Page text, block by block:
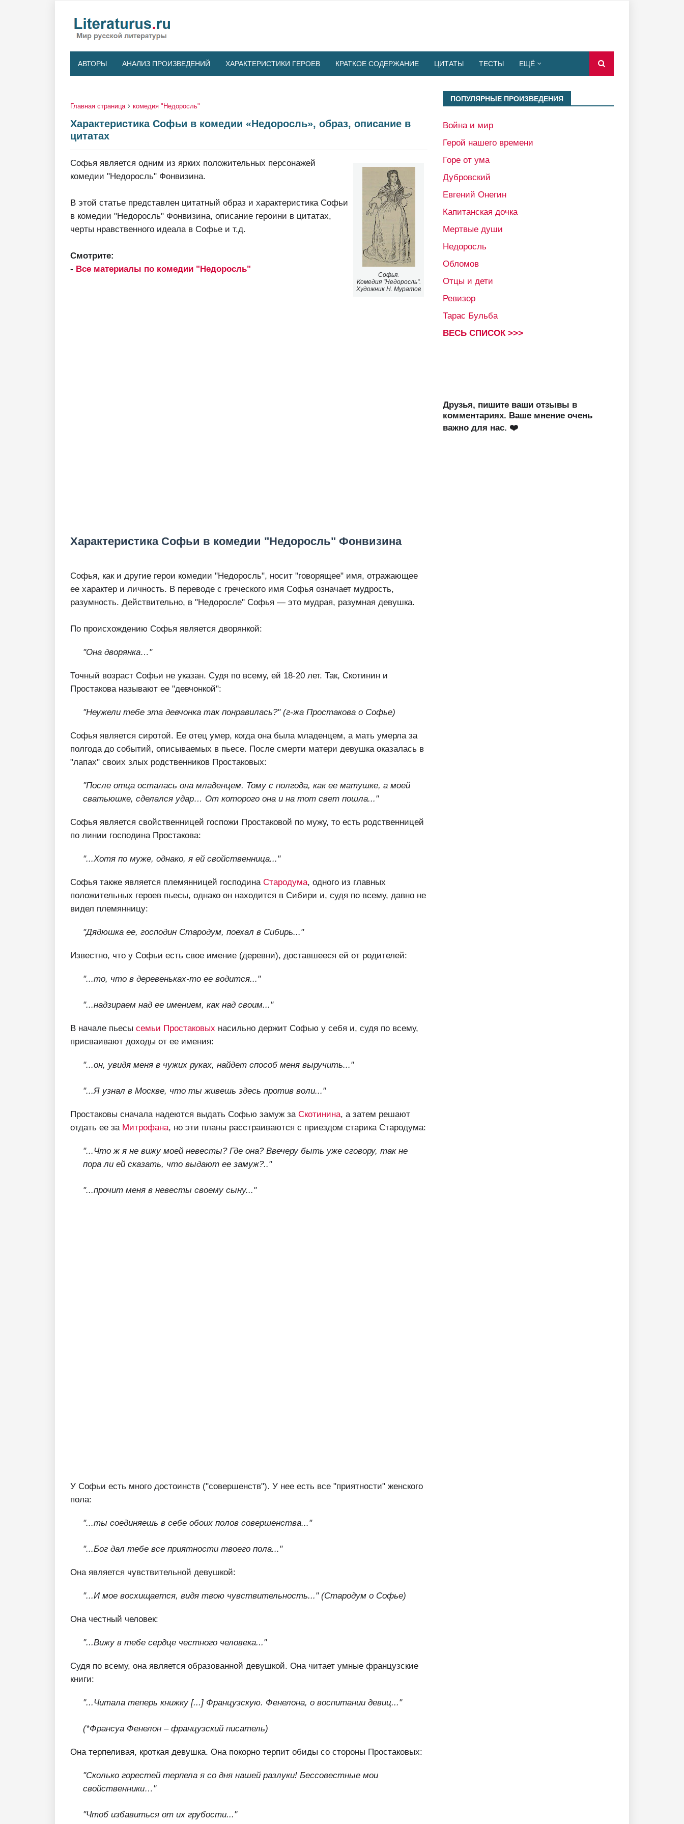
АВТОРЫ АНАЛИЗ ПРОИЗВЕДЕНИЙ ХАРАКТЕРИСТИКИ ГЕРОЕВ КРАТКОЕ СОДЕРЖАНИЕ ЦИТАТЫ ТЕСТЫ ЕЩЁ
Главная страница комедия "Недоросль"
Характеристика Софьи в комедии «Недоросль», образ, описание в
цитатах
Софья.
Комедия "Недоросль".
Художник Н. Муратов
Софья является одним из ярких положительных персонажей
комедии "Недоросль" Фонвизина.
В этой статье представлен цитатный образ и характеристика Софьи
в комедии "Недоросль" Фонвизина, описание героини в цитатах,
черты нравственного идеала в Софье и т.д.
Смотрите:
- Все материалы по комедии "Недоросль"
Характеристика Софьи в комедии "Недоросль" Фонвизина
Софья, как и другие герои комедии "Недоросль", носит "говорящее" имя, отражающее
ее характер и личность. В переводе с греческого имя Софья означает мудрость,
разумность. Действительно, в "Недоросле" Софья — это мудрая, разумная девушка.
По происхождению Софья является дворянкой:
"Она дворянка…"
Точный возраст Софьи не указан. Судя по всему, ей 18-20 лет. Так, Скотинин и
Простакова называют ее "девчонкой":
"Неужели тебе эта девчонка так понравилась?" (г-жа Простакова о Софье)
Софья является сиротой. Ее отец умер, когда она была младенцем, а мать умерла за
полгода до событий, описываемых в пьесе. После смерти матери девушка оказалась в
"лапах" своих злых родственников Простаковых:
"После отца осталась она младенцем. Тому с полгода, как ее матушке, а моей
сватьюшке, сделался удар… От которого она и на тот свет пошла..."
Софья является свойственницей госпожи Простаковой по мужу, то есть родственницей
по линии господина Простакова:
"...Хотя по муже, однако, я ей свойственница..."
Софья также является племянницей господина Стародума, одного из главных
положительных героев пьесы, однако он находится в Сибири и, судя по всему, давно не
видел племянницу:
"Дядюшка ее, господин Стародум, поехал в Сибирь..."
Известно, что у Софьи есть свое имение (деревни), доставшееся ей от родителей:
"...то, что в деревеньках-то ее водится..."
"...надзираем над ее имением, как над своим..."
В начале пьесы семьи Простаковых насильно держит Софью у себя и, судя по всему,
присваивают доходы от ее имения:
"...он, увидя меня в чужих руках, найдет способ меня выручить..."
"...Я узнал в Москве, что ты живешь здесь против воли..."
Простаковы сначала надеются выдать Софью замуж за Скотинина, а затем решают
отдать ее за Митрофана, но эти планы расстраиваются с приездом старика Стародума:
"...Что ж я не вижу моей невесты? Где она? Ввечеру быть уже сговору, так не
пора ли ей сказать, что выдают ее замуж?.."
"...прочит меня в невесты своему сыну..."
У Софьи есть много достоинств ("совершенств"). У нее есть все "приятности" женского
пола:
"...ты соединяешь в себе обоих полов совершенства..."
"...Бог дал тебе все приятности твоего пола..."
Она является чувствительной девушкой:
"...И мое восхищается, видя твою чувствительность..." (Стародум о Софье)
Она честный человек:
"...Вижу в тебе сердце честного человека..."
Судя по всему, она является образованной девушкой. Она читает умные французские
книги:
"...Читала теперь книжку [...] Французскую. Фенелона, о воспитании девиц..."
(*Франсуа Фенелон – французский писатель)
Она терпеливая, кроткая девушка. Она покорно терпит обиды со стороны Простаковых:
"Сколько горестей терпела я со дня нашей разлуки! Бессовестные мои
свойственники…"
"Чтоб избавиться от их грубости..."
ПОПУЛЯРНЫЕ ПРОИЗВЕДЕНИЯ
Война и мир
Герой нашего времени
Горе от ума
Дубровский
Евгений Онегин
Капитанская дочка
Мертвые души
Недоросль
Обломов
Отцы и дети
Ревизор
Тарас Бульба
ВЕСЬ СПИСОК >>>
Друзья, пишите ваши отзывы в
комментариях. Ваше мнение очень
важно для нас. ❤️